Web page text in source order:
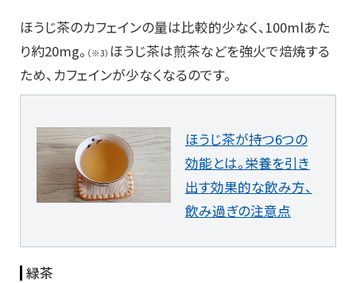
ほうじ茶のカフェインの量は比較的少なく、100mlあた
り約20mg。 （※3） ほうじ茶は煎茶などを強火で焙焼する
ため、カフェインが少なくなるのです。
ほうじ茶が持つ6つの
効能とは。栄養を引き
出す効果的な飲み方、
飲み過ぎの注意点
緑茶